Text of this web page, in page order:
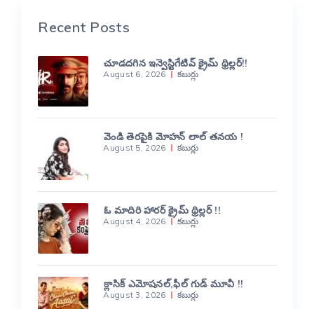
Recent Posts
చూడదగిన ఇన్వెస్టిగేటివ్ క్రైమ్ థ్రిల్లర్!!
August 6, 2026 కబుర్లు
వెండి తెరపైకి మోహన్ లాల్ తనయ !
August 5, 2026 కబుర్లు
ఓ మాదిరి హారర్ క్రైమ్ థ్రిల్లర్ !!
August 4, 2026 కబుర్లు
క్లాసిక్ ఎమోషనల్,ఫీల్ గుడ్ మూవీ !!
August 3, 2026 కబుర్లు